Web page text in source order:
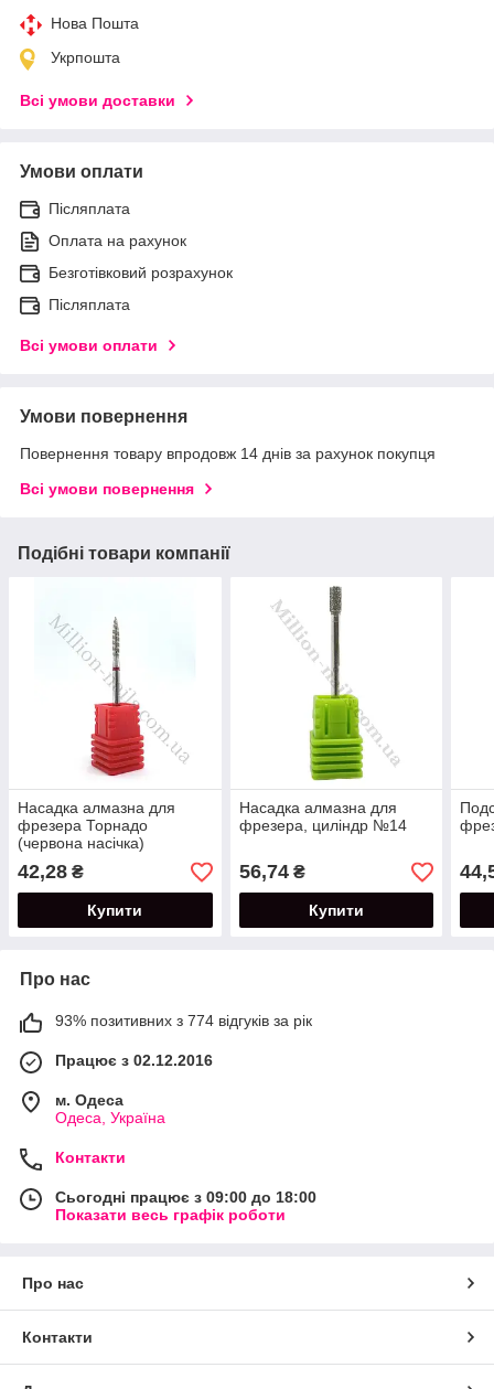
Нова Пошта
Укрпошта
Всі умови доставки
Умови оплати
Післяплата
Оплата на рахунок
Безготівковий розрахунок
Післяплата
Всі умови оплати
Умови повернення
Повернення товару впродовж 14 днів за рахунок покупця
Всі умови повернення
Подібні товари компанії
Насадка алмазна для
фрезера Торнадо
(червона насічка)
42,28 ₴
Купити
Насадка алмазна для
фрезера, циліндр №14
56,74₴
Купити
Про нас
93% позитивних з 774 відгуків за рік
Працює з 02.12.2016
м. Одеса
Одеса, Україна
Контакти
Сьогодні працює з 09:00 до 18:00
Показати весь графік роботи
Про нас
Контакти